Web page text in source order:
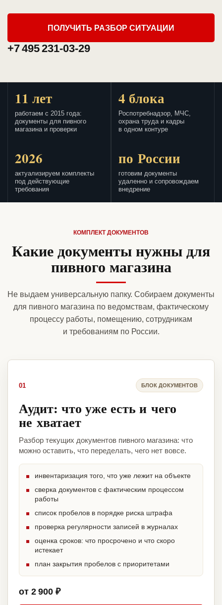
ПОЛУЧИТЬ РАЗБОР СИТУАЦИИ
+7 495 231-03-29
11 лет
работаем с 2015 года:
документы для пивного
магазина и проверки
4 блока
Роспотребнадзор, МЧС,
охрана труда и кадры
в одном контуре
2026
актуализируем комплекты
под действующие
требования
по России
готовим документы
удаленно и сопровождаем
внедрение
КОМПЛЕКТ ДОКУМЕНТОВ
Какие документы нужны для
пивного магазина
Не выдаем универсальную папку. Собираем документы
для пивного магазина по ведомствам, фактическому
процессу работы, помещению, сотрудникам
и требованиям по России.
01 БЛОК ДОКУМЕНТОВ
Аудит: что уже есть и чего
не хватает
Разбор текущих документов пивного магазина: что
можно оставить, что переделать, чего нет вовсе.
инвентаризация того, что уже лежит на объекте
сверка документов с фактическим процессом
работы
список пробелов в порядке риска штрафа
проверка регулярности записей в журналах
оценка сроков: что просрочено и что скоро
истекает
план закрытия пробелов с приоритетами
от 2 900 ₽